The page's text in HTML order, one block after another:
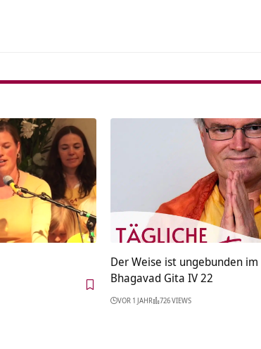
Der Weise ist ungebunden im
Bhagavad Gita IV 22
VOR 1 JAHR 726 VIEWS